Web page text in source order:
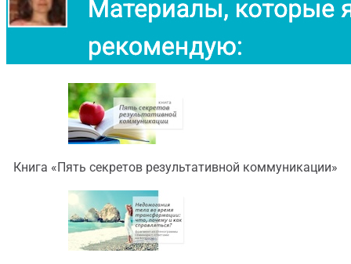
Книга «Пять секретов результативной коммуникации»